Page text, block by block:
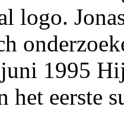
logo.
1995
het eerste